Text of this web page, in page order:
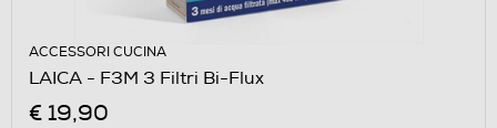
ACCESSORI CUCINA
LAICA - F3M 3 Filtri Bi-Flux
€ 19,90